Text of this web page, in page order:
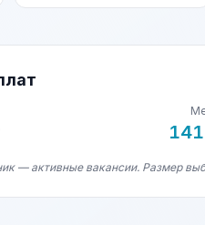
— активные вакансии. Размер